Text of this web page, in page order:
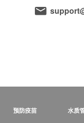
预防疫苗 水质